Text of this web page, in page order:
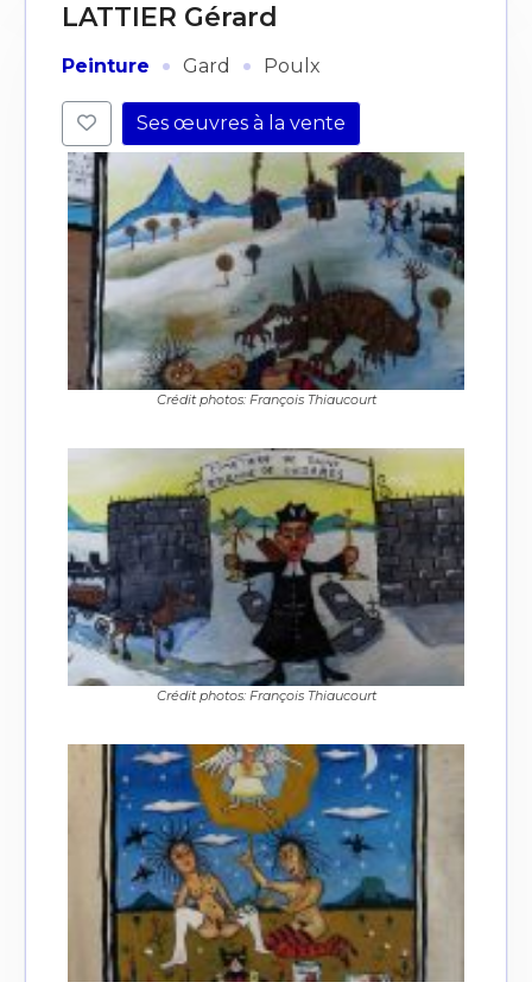
LATTIER Gérard
Peinture · Gard · Poulx
Ses œuvres à la vente
Crédit photos: François Thiaucourt
Crédit photos: François Thiaucourt